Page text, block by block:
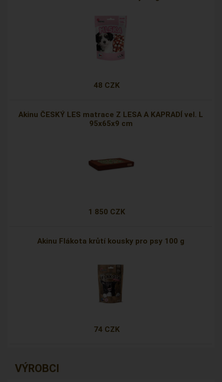
48 CZK
Akinu ČESKÝ LES matrace Z LESA A KAPRADÍ vel. L
95x65x9 cm
1 850 CZK
Akinu Flákota krůtí kousky pro psy 100 g
74 CZK
VÝROBCI